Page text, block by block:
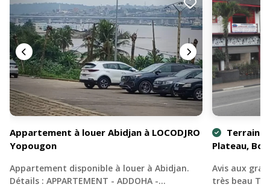
Appartement à louer Abidjan à LOCODJRO
Yopougon
Appartement disponible à louer à Abidjan.
Détails : APPARTEMENT - ADDOHA -…
Terrain
Plateau,
Avis aux
très beau